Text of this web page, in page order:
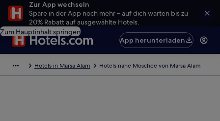
Zur App wechseln
Spare in der App noch mehr – auf dich warten bis zu
20% Rabatt auf ausgewählte Hotels.
Zum Hauptinhalt springen
App herunterladen
Hotels in Marsa Alam Hotels nahe Moschee von Marsa Alam